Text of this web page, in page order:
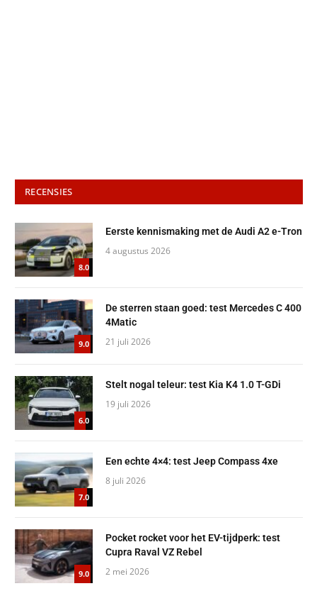
RECENSIES
8.0
Eerste kennismaking met de Audi A2 e-Tron
4 augustus 2026
9.0
De sterren staan goed: test Mercedes C 400
4Matic
21 juli 2026
6.0
Stelt nogal teleur: test Kia K4 1.0 T-GDi
19 juli 2026
7.0
Een echte 4×4: test Jeep Compass 4xe
8 juli 2026
9.0
Pocket rocket voor het EV-tijdperk: test
Cupra Raval VZ Rebel
2 mei 2026